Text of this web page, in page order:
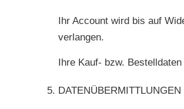
Ihr Account wird bis auf
verlangen.
Ihre Kauf- bzw.
DATENÜBERMITTLUNGEN